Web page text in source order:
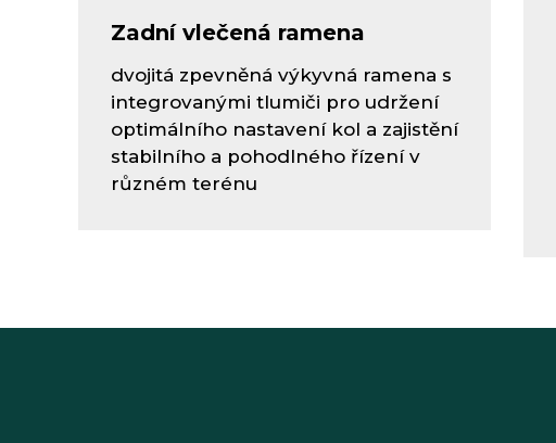
Zadní vlečená ramena
dvojitá zpevněná výkyvná ramena s
integrovanými tlumiči pro udržení
optimálního nastavení kol a zajistění
stabilního a pohodlného řízení v
různém terénu